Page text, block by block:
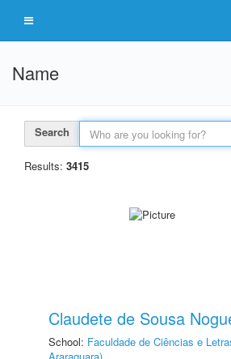
Name
Search
Results: 3415
Claudete de Sousa
School: Faculdade de Ciências e